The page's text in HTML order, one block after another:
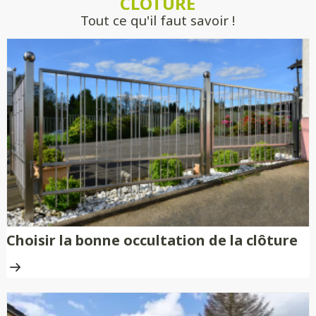
engagement.
Tout ce qu'il faut savoir !
Choisir la bonne occultation de la clôture